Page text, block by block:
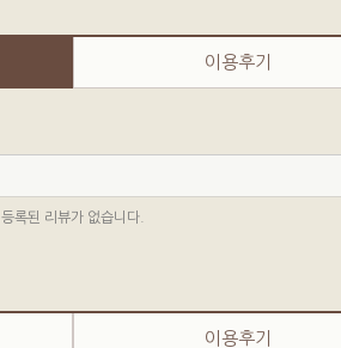
이용후기
등록된 리뷰가 없습니다.
이용후기